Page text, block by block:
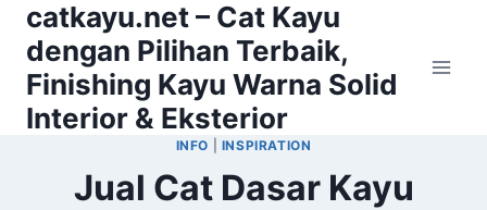
Skip
content
catkayu.net – Cat Kayu
dengan Pilihan Terbaik,
Finishing Kayu Warna Solid
Interior & Eksterior
INFO INSPIRATION
Jual Cat Dasar Kayu